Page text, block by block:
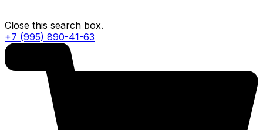
Close this search box.
+7 (995) 890-41-63